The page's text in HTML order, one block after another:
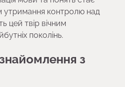
утримання контролю над
цей твір вічним
поколінь.
з